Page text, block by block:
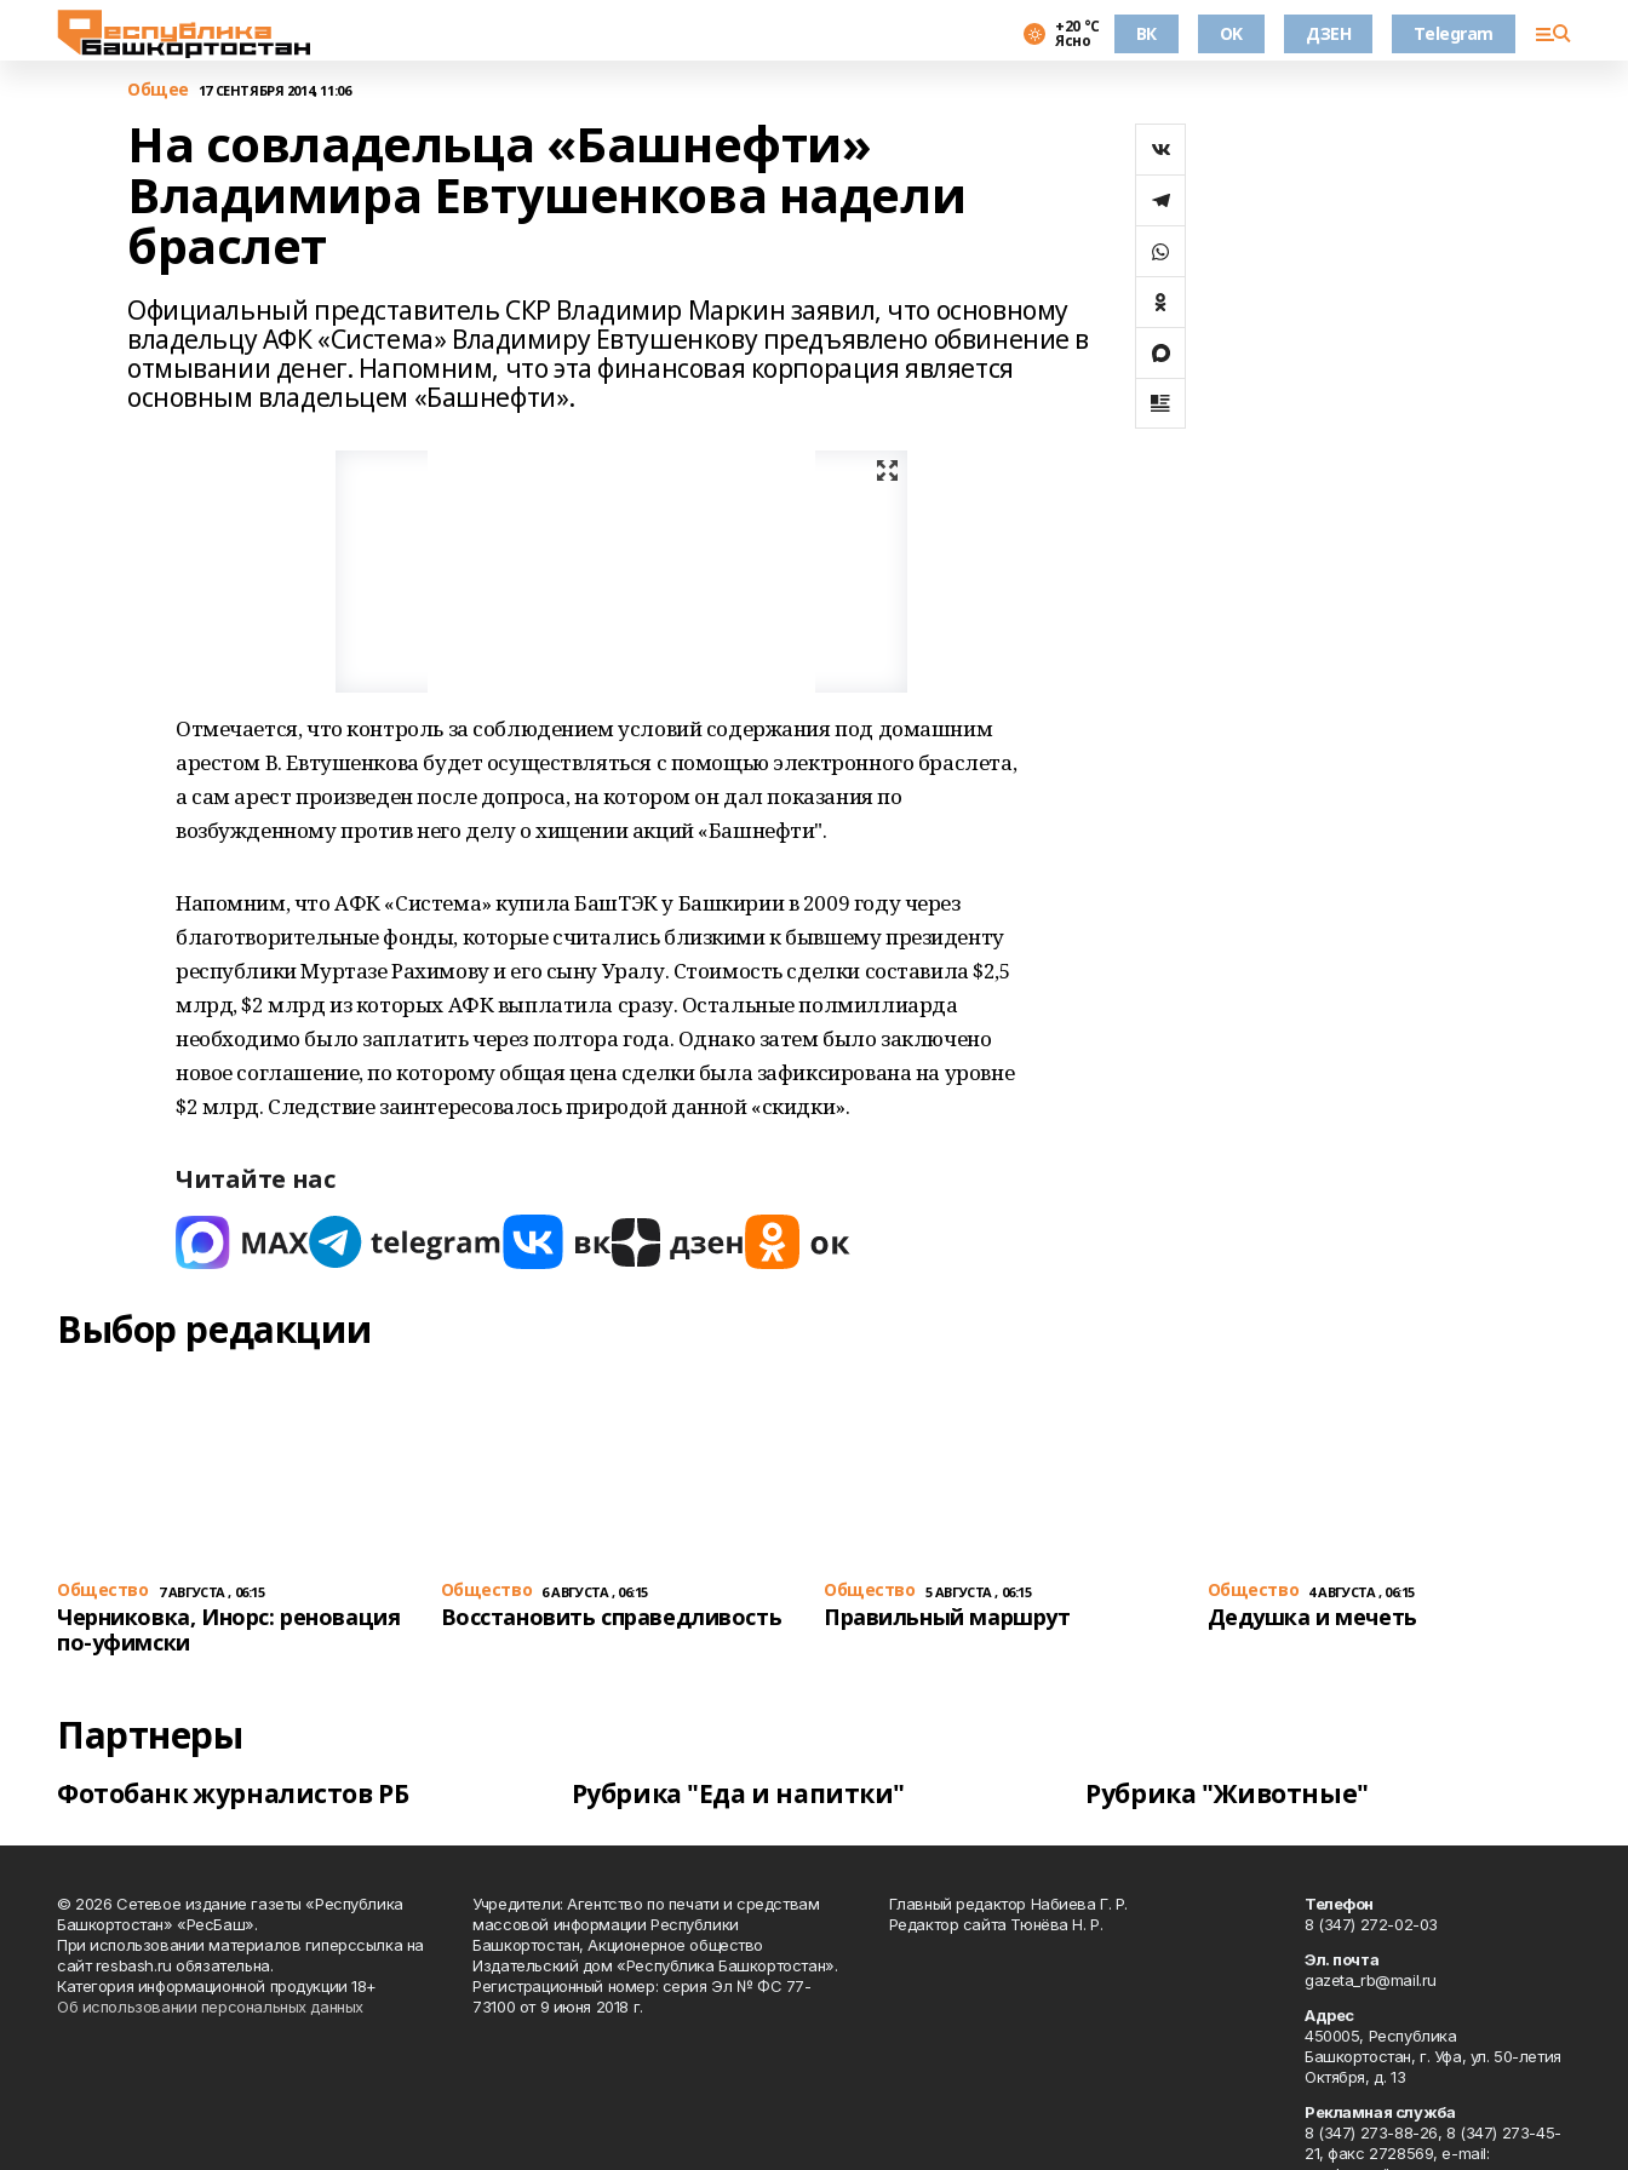
+20 °С
Ясно ВК OK ДЗЕН Telegram
Общее 17 СЕНТЯБРЯ 2014, 11:06
На совладельца «Башнефти»
Владимира Евтушенкова надели
браслет
Официальный представитель СКР Владимир Маркин заявил, что основному
владельцу АФК «Система» Владимиру Евтушенкову предъявлено обвинение в
отмывании денег. Напомним, что эта финансовая корпорация является
основным владельцем «Башнефти».
Отмечается, что контроль за соблюдением условий содержания под домашним
арестом В. Евтушенкова будет осуществляться с помощью электронного браслета,
а сам арест произведен после допроса, на котором он дал показания по
возбужденному против него делу о хищении акций «Башнефти".
Напомним, что АФК «Система» купила БашТЭК у Башкирии в 2009 году через
благотворительные фонды, которые считались близкими к бывшему президенту
республики Муртазе Рахимову и его сыну Уралу. Стоимость сделки составила $2,5
млрд, $2 млрд из которых АФК выплатила сразу. Остальные полмиллиарда
необходимо было заплатить через полтора года. Однако затем было заключено
новое соглашение, по которому общая цена сделки была зафиксирована на уровне
$2 млрд. Следствие заинтересовалось природой данной «скидки».
Читайте нас
Выбор редакции
Общество 7 АВГУСТА , 06:15
Черниковка, Инорс: реновация
по-уфимски
Общество 6 АВГУСТА , 06:15
Восстановить справедливость
Общество 5 АВГУСТА , 06:15
Правильный маршрут
Общество 4 АВГУСТА , 06:15
Дедушка и мечеть
Партнеры
Фотобанк журналистов РБ Рубрика "Еда и напитки" Рубрика "Животные"
© 2026 Сетевое издание газеты «Республика
Башкортостан» «РесБаш».
При использовании материалов гиперссылка на
сайт resbash.ru обязательна.
Категория информационной продукции 18+
Об использовании персональных данных
Учредители: Агентство по печати и средствам
массовой информации Республики
Башкортостан, Акционерное общество
Издательский дом «Республика Башкортостан».
Регистрационный номер: серия Эл № ФС 77-
73100 от 9 июня 2018 г.
Главный редактор Набиева Г. Р.
Редактор сайта Тюнёва Н. Р.
Телефон
8 (347) 272-02-03
Эл. почта
gazeta_rb@mail.ru
Адрес
450005, Республика
Башкортостан, г. Уфа, ул. 50-летия
Октября, д. 13
Рекламная служба
8 (347) 273-88-26, 8 (347) 273-45-
21, факс 2728569, e-mail: